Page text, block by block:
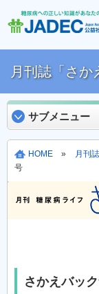
月刊誌「さか
サブメニュー
HOME » 月刊
号
さかえバッ